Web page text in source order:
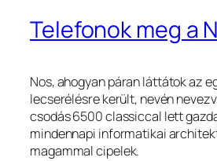
Telefonok meg a
Nos, ahogyan páran láttátok az
lecserélésre került, nevén
csodás 6500 classiccal lett
mindennapi informatikai
magammal cipelek.